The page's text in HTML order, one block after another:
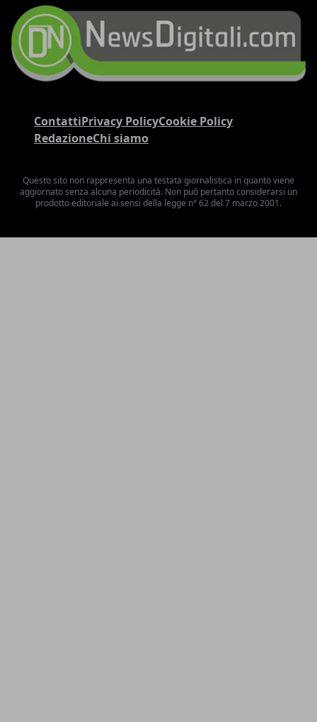
ContattiPrivacy PolicyCookie Policy
RedazioneChi siamo
Questo sito non rappresenta una testata giornalistica in quanto viene
aggiornato senza alcuna periodicità. Non può pertanto considerarsi un
prodotto editoriale ai sensi della legge n° 62 del 7 marzo 2001.